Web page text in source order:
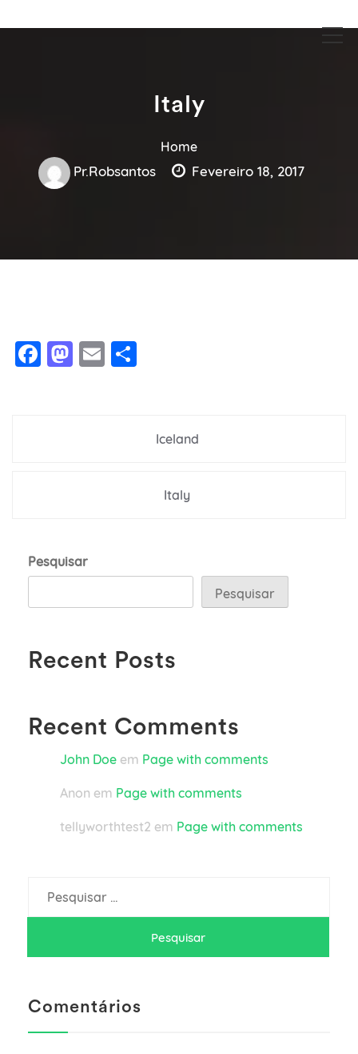
Guia Acesse encontre empresas
Italy
Home
Pr.robsantos Fevereiro 18, 2017
Facebook
Mastodon
Email
Iceland
Italy
Pesquisar
Pesquisar
Recent Posts
Recent Comments
John Doe em Page with comments
Anon em Page with comments
tellyworthtest2 em Page with comments
por:
Comentários